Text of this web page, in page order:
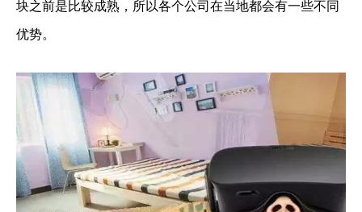
块之前是比较成熟，所以各个公司在当地都会有一些不同
优势。